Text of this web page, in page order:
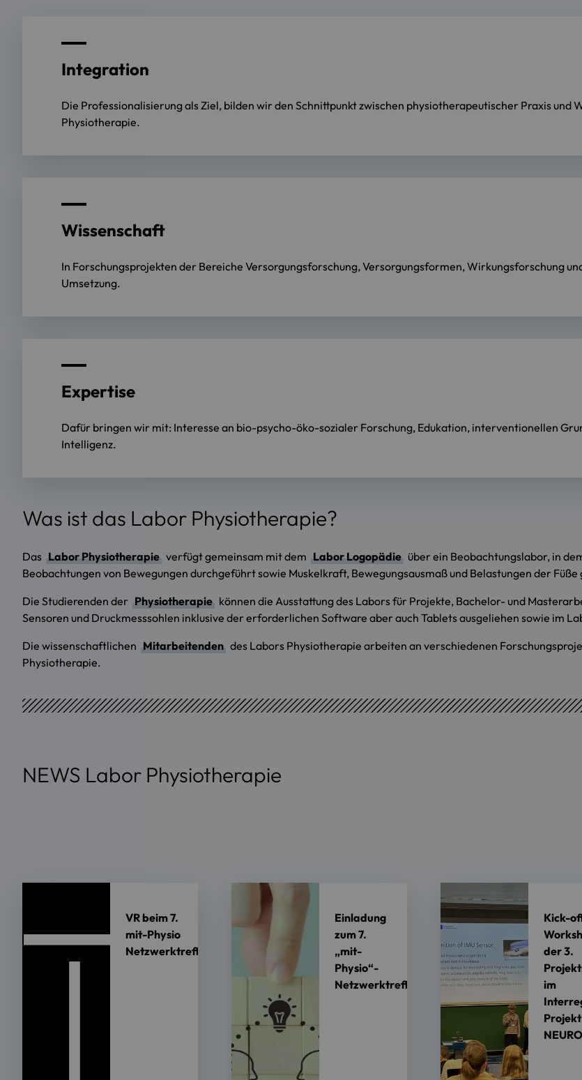
Integration
Die Professionalisierung als Ziel, bilden wir den Schnittpunkt zwischen physiotherapeutischer Praxis und
Physiotherapie.
Wissenschaft
In Forschungsprojekten der Bereiche Versorgungsforschung, Versorgungsformen, Wirkungsforschung
Umsetzung.
Expertise
Dafür bringen wir mit: Interesse an bio-psycho-öko-sozialer Forschung, Edukation, interventionellen
Intelligenz.
Was ist das Labor Physiotherapie?
Das Labor Physiotherapie verfügt gemeinsam mit dem Labor Logopädie über ein Beobachtungslabor, in
Beobachtungen von Bewegungen durchgeführt sowie Muskelkraft, Bewegungsausmaß und Belastungen der
Die Studierenden der Physiotherapie können die Ausstattung des Labors für Projekte, Bachelor- und
Sensoren und Druckmesssohlen inklusive der erforderlichen Software aber auch Tablets ausgeliehen sowie im
Die wissenschaftlichen Mitarbeitenden des Labors Physiotherapie arbeiten an verschiedenen
Physiotherapie.
NEWS Labor Physiotherapie
VR beim 7.
mit-Physio
Netzwerktreffen
Einladung
zum 7.
„mit-
Physio“-
Netzwerktreffen
Kick-
der 3.
im
Projekt
NEURO